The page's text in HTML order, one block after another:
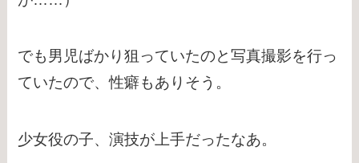
でも男児ばかり狙っていたのと写真撮影を行っ
ていたので、性癖もありそう。
少女役の子、演技が上手だったなあ。